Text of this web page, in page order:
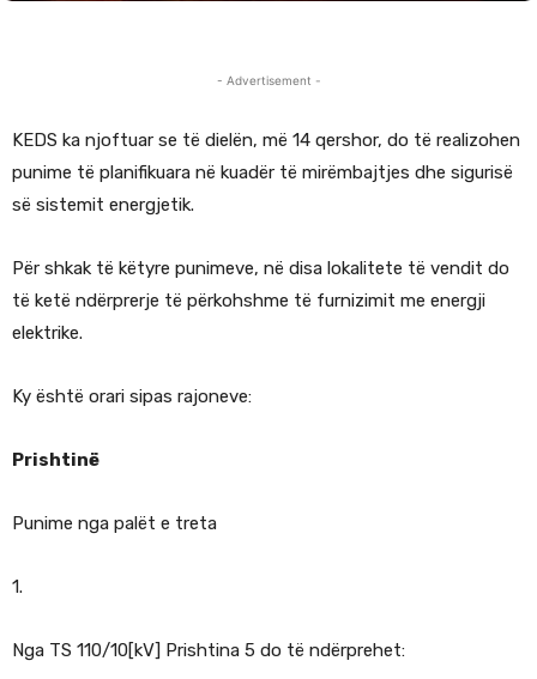
- Advertisement -
KEDS ka njoftuar se të dielën, më 14 qershor, do të realizohen
punime të planifikuara në kuadër të mirëmbajtjes dhe sigurisë
së sistemit energjetik.
Për shkak të këtyre punimeve, në disa lokalitete të vendit do
të ketë ndërprerje të përkohshme të furnizimit me energji
elektrike.
Ky është orari sipas rajoneve:
Prishtinë
Punime nga palët e treta
1.
Nga TS 110/10[kV] Prishtina 5 do të ndërprehet: